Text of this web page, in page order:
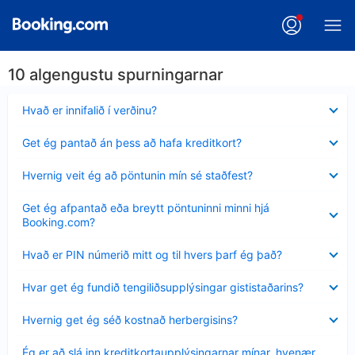
10 algengustu spurningarnar
Hvað er innifalið í verðinu?
sýnt
Get ég pantað án þess að hafa kreditkort?
sýnt
Hvernig veit ég að pöntunin mín sé staðfest?
sýnt
Get ég afpantað eða breytt pöntuninni minni hjá
Booking.com?
sýnt
Hvað er PIN númerið mitt og til hvers þarf ég það?
sýnt
Hvar get ég fundið tengiliðsupplýsingar gististaðarins?
sýnt
Hvernig get ég séð kostnað herbergisins?
sýnt
Ég er að slá inn kreditkortaupplýsingarnar mínar, hvenær
Minna